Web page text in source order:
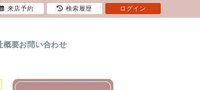
概要お問い合わせ
来店予約 検索履歴 ログイン